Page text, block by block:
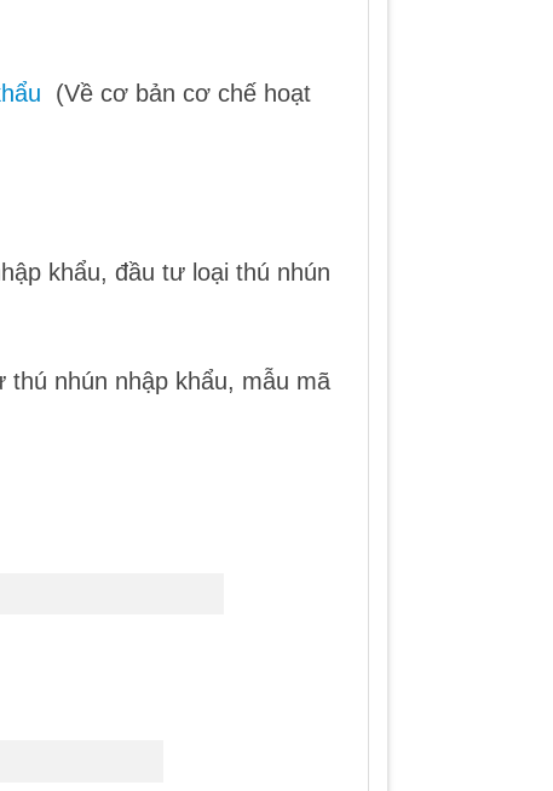
(Về cơ bản cơ chế hoạt
khẩu, đầu tư loại thú nhún
thú nhún nhập khẩu, mẫu mã